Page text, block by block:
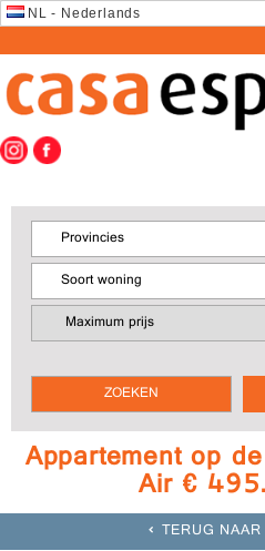
NL - Nederlands
Provincies
Soort woning
Appartement op
Air €
TERUG